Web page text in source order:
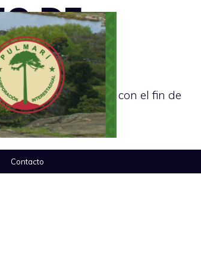
Contacto
DE
de La Nación, con el fin de